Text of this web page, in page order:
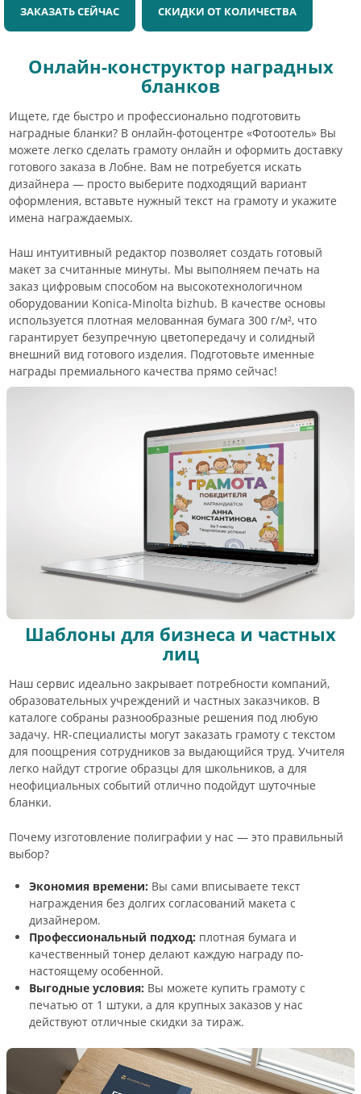
ЗАКАЗАТЬ СЕЙЧАС СКИДКИ ОТ КОЛИЧЕСТВА
Онлайн-конструктор наградных
бланков
Ищете, где быстро и профессионально подготовить
наградные бланки? В онлайн-фотоцентре «Фотоотель» Вы
можете легко сделать грамоту онлайн и оформить доставку
готового заказа в Лобне. Вам не потребуется искать
дизайнера — просто выберите подходящий вариант
оформления, вставьте нужный текст на грамоту и укажите
имена награждаемых.
Наш интуитивный редактор позволяет создать готовый
макет за считанные минуты. Мы выполняем печать на
заказ цифровым способом на высокотехнологичном
оборудовании Konica-Minolta bizhub. В качестве основы
используется плотная мелованная бумага 300 г/м², что
гарантирует безупречную цветопередачу и солидный
внешний вид готового изделия. Подготовьте именные
награды премиального качества прямо сейчас!
Шаблоны для бизнеса и частных
лиц
Наш сервис идеально закрывает потребности компаний,
образовательных учреждений и частных заказчиков. В
каталоге собраны разнообразные решения под любую
задачу. HR-специалисты могут заказать грамоту с текстом
для поощрения сотрудников за выдающийся труд. Учителя
легко найдут строгие образцы для школьников, а для
неофициальных событий отлично подойдут шуточные
бланки.
Почему изготовление полиграфии у нас — это правильный
выбор?
Экономия времени: Вы сами вписываете текст
награждения без долгих согласований макета с
дизайнером.
Профессиональный подход: плотная бумага и
качественный тонер делают каждую награду по-
настоящему особенной.
Выгодные условия: Вы можете купить грамоту с
печатью от 1 штуки, а для крупных заказов у нас
действуют отличные скидки за тираж.